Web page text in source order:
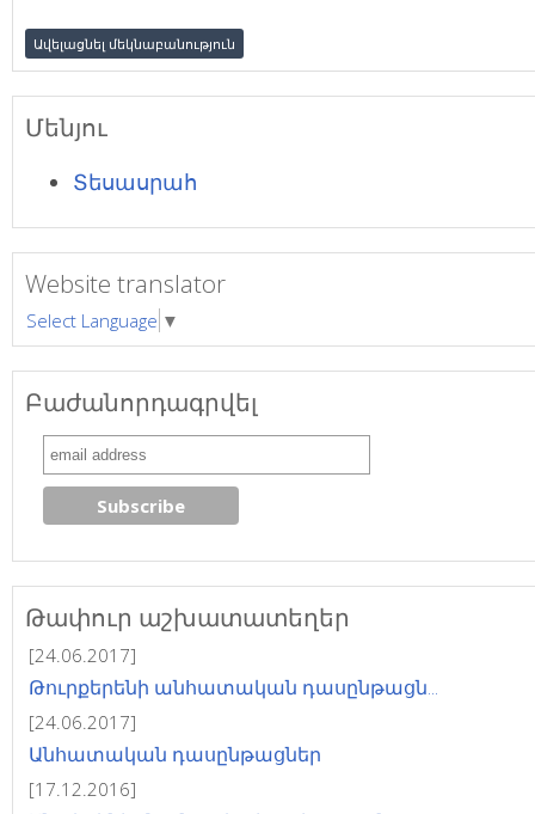
Մենյու
Տեսասրահ
Website translator
Select Language ▼
Բաժանորդագրվել
Թափուր աշխատատեղեր
[24.06.2017]
Թուրքերենի անհատական դասընթացն...
[24.06.2017]
Անհատական դասընթացներ
[17.12.2016]